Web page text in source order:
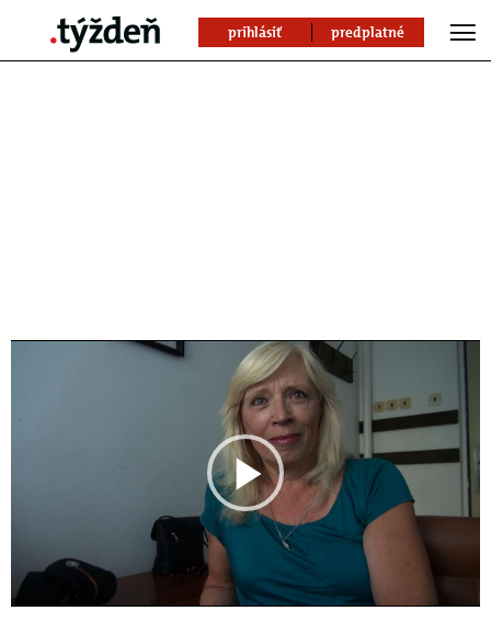
prihlásiť predplatné
Play
Video